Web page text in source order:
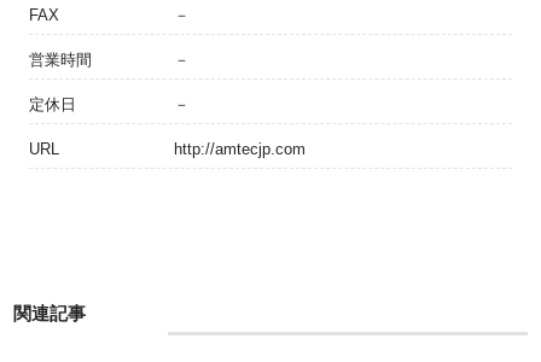
FAX －
営業時間 －
定休日 －
URL http://amtecjp.com
関連記事